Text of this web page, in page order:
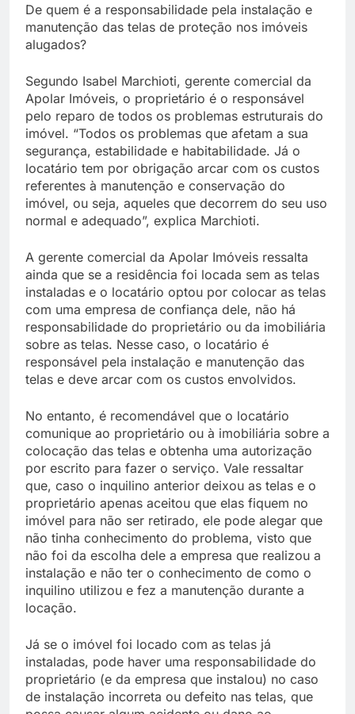
De quem é a responsabilidade pela instalação e
manutenção das telas de proteção nos imóveis
alugados?
Segundo Isabel Marchioti, gerente comercial da
Apolar Imóveis, o proprietário é o responsável
pelo reparo de todos os problemas estruturais do
imóvel. “Todos os problemas que afetam a sua
segurança, estabilidade e habitabilidade. Já o
locatário tem por obrigação arcar com os custos
referentes à manutenção e conservação do
imóvel, ou seja, aqueles que decorrem do seu uso
normal e adequado”, explica Marchioti.
A gerente comercial da Apolar Imóveis ressalta
ainda que se a residência foi locada sem as telas
instaladas e o locatário optou por colocar as telas
com uma empresa de confiança dele, não há
responsabilidade do proprietário ou da imobiliária
sobre as telas. Nesse caso, o locatário é
responsável pela instalação e manutenção das
telas e deve arcar com os custos envolvidos.
No entanto, é recomendável que o locatário
comunique ao proprietário ou à imobiliária sobre a
colocação das telas e obtenha uma autorização
por escrito para fazer o serviço. Vale ressaltar
que, caso o inquilino anterior deixou as telas e o
proprietário apenas aceitou que elas fiquem no
imóvel para não ser retirado, ele pode alegar que
não tinha conhecimento do problema, visto que
não foi da escolha dele a empresa que realizou a
instalação e não ter o conhecimento de como o
inquilino utilizou e fez a manutenção durante a
locação.
Já se o imóvel foi locado com as telas já
instaladas, pode haver uma responsabilidade do
proprietário (e da empresa que instalou) no caso
de instalação incorreta ou defeito nas telas, que